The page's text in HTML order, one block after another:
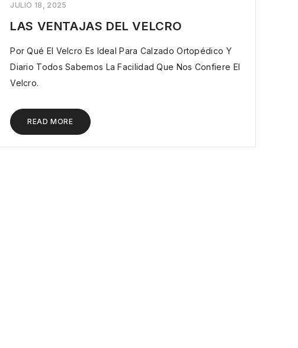
JULIO 18, 2025
LAS VENTAJAS DEL VELCRO
Por Qué El Velcro Es Ideal Para Calzado Ortopédico Y
Diario Todos Sabemos La Facilidad Que Nos Confiere El
Velcro.
READ MORE